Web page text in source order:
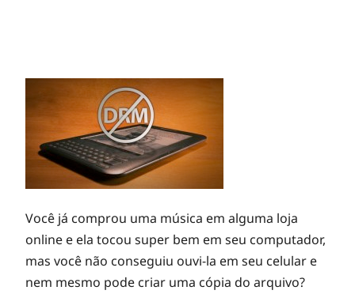
Você já comprou uma música em alguma loja
online e ela tocou super bem em seu computador,
mas você não conseguiu ouvi-la em seu celular e
nem mesmo pode criar uma cópia do arquivo?